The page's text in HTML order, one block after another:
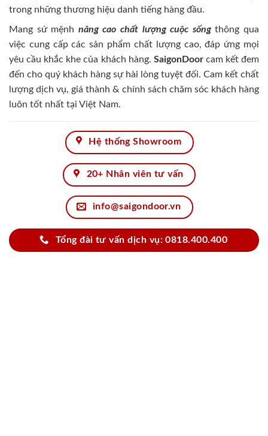
trong những thương hiệu danh tiếng hàng đầu.
Mang sứ mệnh nâng cao chất lượng cuộc sốngthông qua
việc cung cấp các sản phẩm chất lượng cao, đáp ứng mọi
yêu cầu khắc khe của khách hàng. SaigonDoorcam kết đem
đến cho quý khách hàng sự hài lòng tuyệt đối. Cam kết chất
lượng dịch vụ, giá thành & chính sách chăm sóc khách hàng
luôn tốt nhất tại Việt Nam.
Hệ thống Showroom
20+ Nhân viên tư vấn
info@saigondoor.vn
Tổng đài tư vấn dịch vụ: 0818.400.400